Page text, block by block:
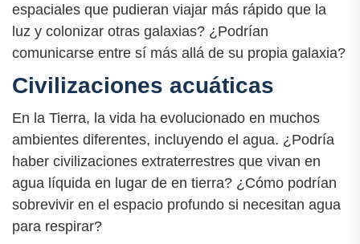
espaciales que pudieran viajar más rápido que la
luz y colonizar otras galaxias? ¿Podrían
comunicarse entre sí más allá de su propia galaxia?
Civilizaciones acuáticas
En la Tierra, la vida ha evolucionado en muchos
ambientes diferentes, incluyendo el agua. ¿Podría
haber civilizaciones extraterrestres que vivan en
agua líquida en lugar de en tierra? ¿Cómo podrían
sobrevivir en el espacio profundo si necesitan agua
para respirar?